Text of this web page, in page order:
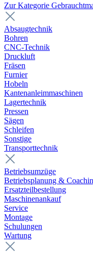
Zur Kategorie
Absaugtechnik
Bohren
CNC-Technik
Druckluft
Fräsen
Furnier
Hobeln
Kantenanleimmaschinen
Lagertechnik
Pressen
Sägen
Schleifen
Sonstige
Transporttechnik
Betriebsumzüge
Betriebsplanung &
Ersatzteilbestellung
Maschinenankauf
Service
Montage
Schulungen
Wartung